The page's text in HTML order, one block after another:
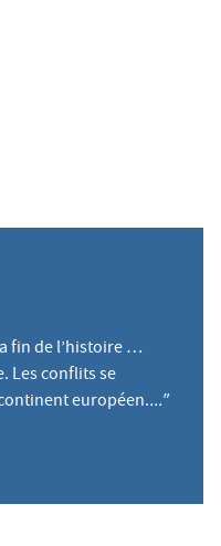
fin de l’histoire …
Les conflits se
européen...."